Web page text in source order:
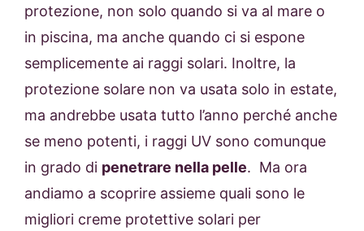
protezione, non solo quando si va al mare o
in piscina, ma anche quando ci si espone
semplicemente ai raggi solari. Inoltre, la
protezione solare non va usata solo in estate,
ma andrebbe usata tutto l’anno perché anche
se meno potenti, i raggi UV sono comunque
in grado di penetrare nella pelle. Ma ora
andiamo a scoprire assieme quali sono le
migliori creme protettive solari per